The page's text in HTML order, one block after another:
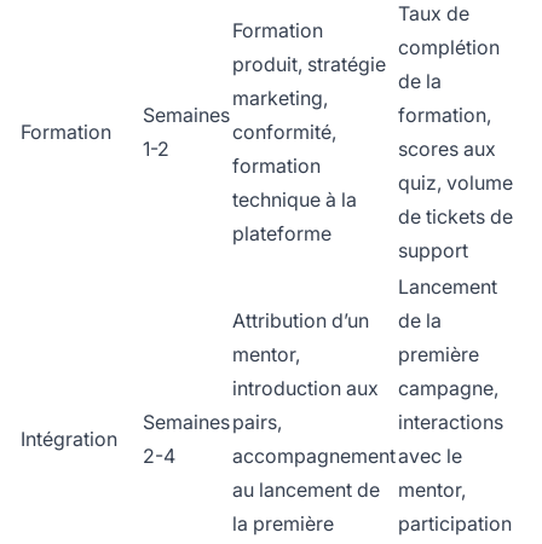
Formation
Semaines
1-2
Formation
produit, stratégie
marketing,
conformité,
formation
technique à la
plateforme
Taux de
complétion
de la
formation,
scores aux
quiz, volume
de tickets de
support
Intégration
Semaines
2-4
Attribution d’un
mentor,
introduction aux
pairs,
accompagnement
au lancement de
la première
Lancement
de la
première
campagne,
interactions
avec le
mentor,
participation